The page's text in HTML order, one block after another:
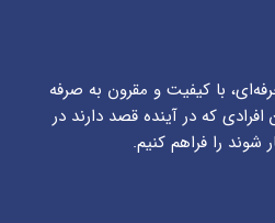
با کیفیت و مقرون به صرفه
که در آینده قصد دارند در
را فراهم کنیم.